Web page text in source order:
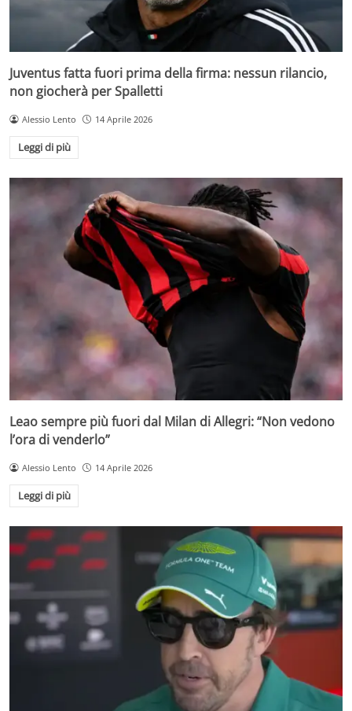
Juventus fatta fuori prima della firma: nessun rilancio,
non giocherà per Spalletti
Alessio Lento 14 Aprile 2026
Leggi di più
Leao sempre più fuori dal Milan di Allegri: “Non vedono
l’ora di venderlo”
Alessio Lento 14 Aprile 2026
Leggi di più